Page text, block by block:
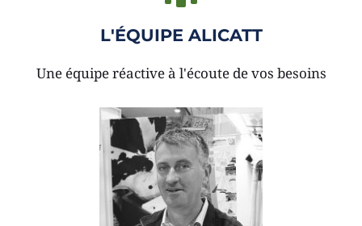
L'ÉQUIPE ALICATT
Une équipe réactive à l'écoute de vos besoins